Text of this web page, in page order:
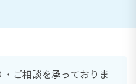
ご相談を承っておりま